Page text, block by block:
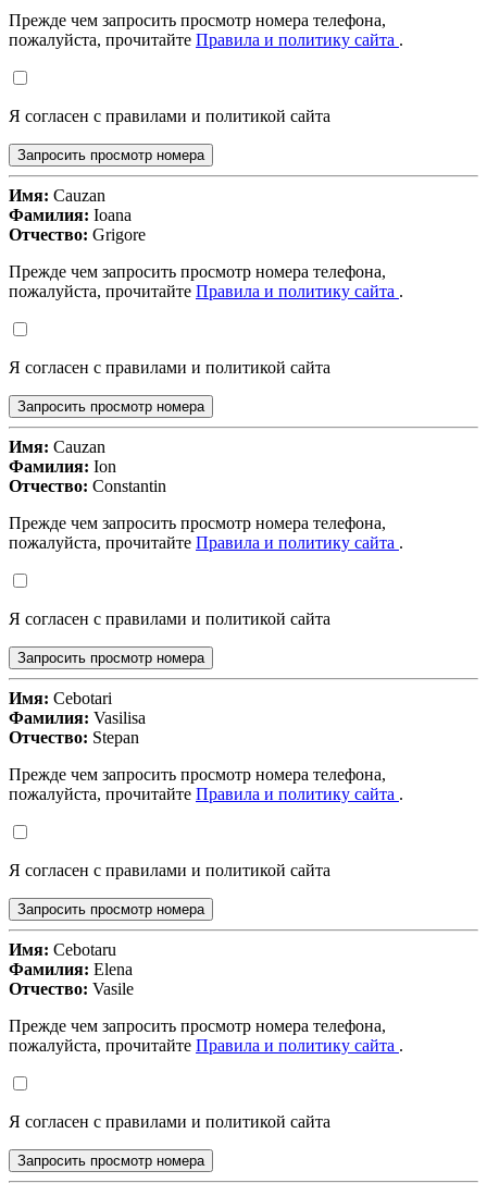
Прежде чем запросить просмотр номера телефона,
пожалуйста, прочитайте Правила и политику сайта .
Я согласен с правилами и политикой сайта
Запросить просмотр номера
Имя: Cauzan
Фамилия: Ioana
Отчество: Grigore
Прежде чем запросить просмотр номера телефона,
пожалуйста, прочитайте Правила и политику сайта .
Я согласен с правилами и политикой сайта
Запросить просмотр номера
Имя: Cauzan
Фамилия: Ion
Отчество: Constantin
Прежде чем запросить просмотр номера телефона,
пожалуйста, прочитайте Правила и политику сайта .
Я согласен с правилами и политикой сайта
Запросить просмотр номера
Имя: Cebotari
Фамилия: Vasilisa
Отчество: Stepan
Прежде чем запросить просмотр номера телефона,
пожалуйста, прочитайте Правила и политику сайта .
Я согласен с правилами и политикой сайта
Запросить просмотр номера
Имя: Cebotaru
Фамилия: Elena
Отчество: Vasile
Прежде чем запросить просмотр номера телефона,
пожалуйста, прочитайте Правила и политику сайта .
Я согласен с правилами и политикой сайта
Запросить просмотр номера